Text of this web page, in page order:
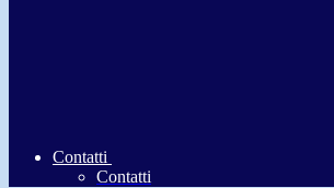
Contatti
Contatti